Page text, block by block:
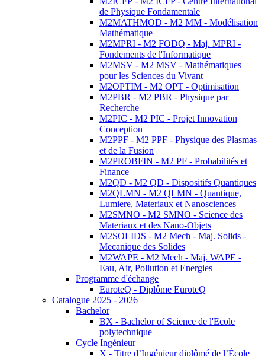
de Physique Fondamentale
M2MATHMOD - M2 MM - Modélisation
Mathématique
M2MPRI - M2 FODQ - Maj. MPRI -
Fondements de l'Informatique
M2MSV - M2 MSV - Mathématiques
pour les Sciences du Vivant
M2OPTIM - M2 OPT - Optimisation
M2PBR - M2 PBR - Physique par
Recherche
M2PIC - M2 PIC - Projet Innovation
Conception
M2PPF - M2 PPF - Physique des Plasmas
et de la Fusion
M2PROBFIN - M2 PF - Probabilités et
Finance
M2QD - M2 QD - Dispositifs Quantiques
M2QLMN - M2 QLMN - Quantique,
Lumiere, Materiaux et Nanosciences
M2SMNO - M2 SMNO - Science des
Materiaux et des Nano-Objets
M2SOLIDS - M2 Mech - Maj. Solids -
Mecanique des Solides
M2WAPE - M2 Mech - Maj. WAPE -
Eau, Air, Pollution et Energies
Programme d'échange
EuroteQ - Diplôme EuroteQ
Catalogue 2025 - 2026
Bachelor
BX - Bachelor of Science de l'Ecole
polytechnique
Cycle Ingénieur
X - Titre d’Ingénieur diplômé de l’École